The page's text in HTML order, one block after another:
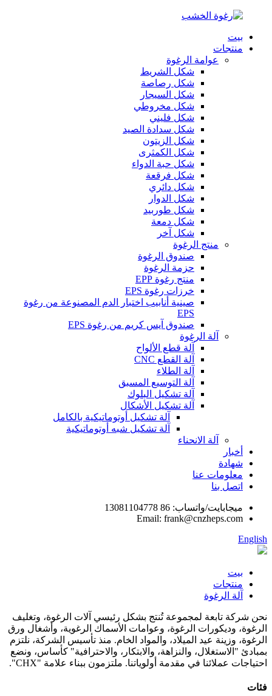
بيت
منتجات
عوامة الرغوة
شكل الشريط
شكل رصاصة
شكل السيجار
شكل مخروطي
شكل فليني
شكل سدادة الصيد
شكل الزيتون
شكل الكمثرى
شكل حبة الدواء
شكل فرقعة
شكل دائري
شكل الدوار
شكل طوربيد
شكل دمعة
شكل آخر
منتج الرغوة
صندوق الرغوة
حزمة الرغوة
منتج رغوة EPP
خرزات رغوة EPS
صينية أنابيب اختبار الدم المصنوعة من رغوة
EPS
صندوق آيس كريم من رغوة EPS
آلة الرغوة
آلة قطع الألواح
آلة القطع CNC
آلة الطلاء
آلة التوسيع المسبق
آلة تشكيل البلوك
آلة تشكيل الأشكال
آلة تشكيل أوتوماتيكية بالكامل
آلة تشكيل شبه أوتوماتيكية
آلة الانحناء
أخبار
شهادة
معلومات عنا
اتصل بنا
ميجابايت/واتساب: 86 13081104778
Email: frank@cnzheps.com
English
بيت
منتجات
آلة الرغوة
نحن شركة تابعة لمجموعة تُنتج بشكل رئيسي آلات الرغوة، وتغليف
الرغوة، وديكورات الرغوة، وعوامات الأسماك الرغوية، وأشغال ورق
الرغوة، وزينة عيد الميلاد، والمواد الخام. منذ تأسيس الشركة، نلتزم
بمبادئ "الاستغلال، والنزاهة، والابتكار، والاحترافية" كأساس، ونضع
احتياجات عملائنا في مقدمة أولوياتنا. ملتزمون ببناء علامة "CHX".
فئات